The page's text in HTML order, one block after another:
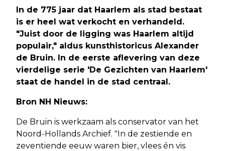
In de 775 jaar dat Haarlem als stad bestaat
is er heel wat verkocht en verhandeld.
"Juist door de ligging was Haarlem altijd
populair," aldus kunsthistoricus Alexander
de Bruin. In de eerste aflevering van deze
vierdelige serie 'De Gezichten van Haarlem'
staat de handel in de stad centraal.
Bron NH Nieuws:
De Bruin is werkzaam als conservator van het
Noord-Hollands Archief. "In de zestiende en
zeventiende eeuw waren bier, vlees én vis